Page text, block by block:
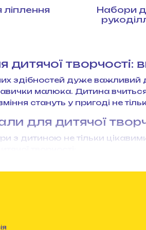
дитячої творчості:
здібностей дуже важливий
малюка. Дитина
вміння стануть у пригоді не
для дитячої
з дитиною не тільки
а й висловлює
різнобарвного
створювати перші ручні
Набори